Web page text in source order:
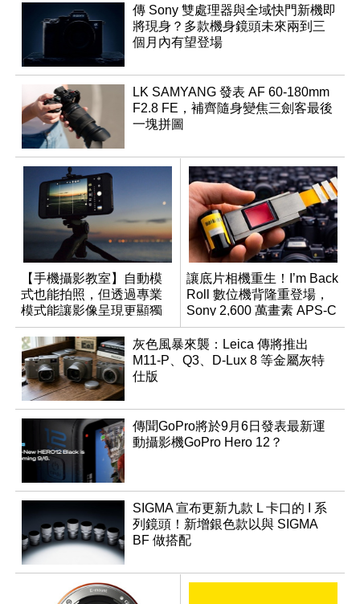
傳 Sony 雙處理器與全域快門新機即
將現身？多款機身鏡頭未來兩到三
個月內有望登場
LK SAMYANG 發表 AF 60-180mm
F2.8 FE，補齊隨身變焦三劍客最後
一塊拼圖
【手機攝影教室】自動模
式也能拍照，但透過專業
模式能讓影像呈現更顯獨
特與個人風格
讓底片相機重生！I’m Back
Roll 數位機背隆重登場，
Sony 2,600 萬畫素 APS-C
CMOS
灰色風暴來襲：Leica 傳將推出
M11-P、Q3、D-Lux 8 等金屬灰特
仕版
傳聞GoPro將於9月6日發表最新運
動攝影機GoPro Hero 12？
SIGMA 宣布更新九款 L 卡口的 I 系
列鏡頭！新增銀色款以與 SIGMA
BF 做搭配